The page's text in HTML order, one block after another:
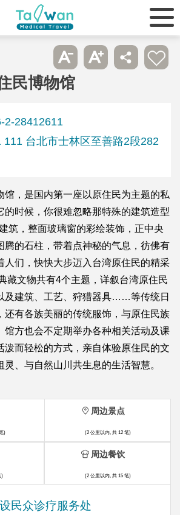
民博物馆
2-28412611
111 台北市士林区至善路2段282
馆，是国内第一座以原住民为主题的私
的时候，你很难忽略那特殊的建筑造型
筑，整面玻璃窗的彩绘装饰，正中央
腾的石柱，带着点神秘的气息，彷佛有
人们，快快大步迈入台湾原住民的精采
藏文物共有4个主题，详叙台湾原住民
及建筑、工艺、狩猎器具……等传统日
还有各族美丽的传统服饰，与原住民族
馆方也会不定期举办各种相关活动及课
泼而轻松的方式，亲自体验原住民的文
、与自然山川共生息的生活智慧。
)
民众诊疗服务处
周边景点
(2 公里以内, 共 12 笔)
)
周边餐饮
(2 公里以内, 共 15 笔)